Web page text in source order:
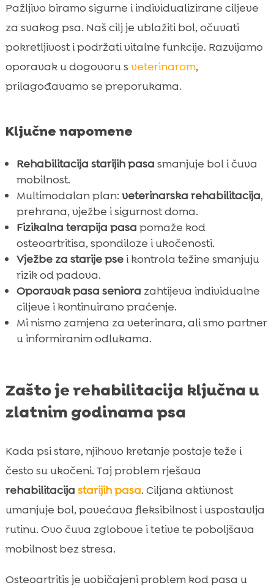
starije pse
 Mentalna stimulacija i emocije: kognitivna
rehabilitacija
 Postoperativna rehabilitacija kod starijih
pasa
 Suradnja tima: vlasnik, veterinar,
Zaključak
 FAQ
Pažljivo biramo sigurne i individualizirane ciljeve
za svakog psa. Naš cilj je ublažiti bol, očuvati
pokretljivost i podržati vitalne funkcije. Razvijamo
oporavak u dogovoru s veterinarom,
prilagođavamo se preporukama.
Ključne napomene
Rehabilitacija starijih pasa smanjuje bol i čuva
mobilnost.
Multimodalan plan: veterinarska rehabilitacija,
prehrana, vježbe i sigurnost doma.
Fizikalna terapija pasa pomaže kod
osteoartritisa, spondiloze i ukočenosti.
Vježbe za starije psei kontrola težine smanjuju
rizik od padova.
Oporavak pasa seniora zahtijeva individualne
ciljeve i kontinuirano praćenje.
Mi nismo zamjena za veterinara, ali smo partner
u informiranim odlukama.
Zašto je rehabilitacija ključna u
zlatnim godinama psa
Kada psi stare, njihovo kretanje postaje teže i
često su ukočeni. Taj problem rješava
rehabilitacija starijih pasa. Ciljana aktivnost
umanjuje bol, povećava fleksibilnost i uspostavlja
rutinu. Ovo čuva zglobove i tetive te poboljšava
mobilnost bez stresa.
Osteoartritis je uobičajeni problem kod pasa u